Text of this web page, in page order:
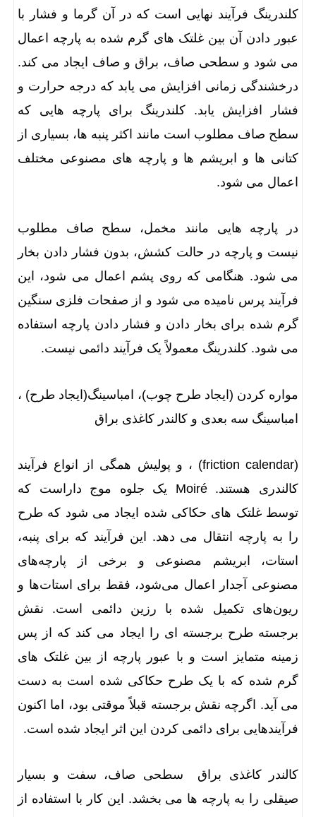
کلندرینگ فرآیند نهایی است که در آن گرما و فشار با
عبور دادن آن بین غلتک های گرم شده به پارچه اعمال
می شود و سطحی صاف، براق و صاف ایجاد می کند.
درخشندگی زمانی افزایش می یابد که درجه حرارت و
فشار افزایش یابد. کلندرینگ برای پارچه هایی که
سطح صاف مطلوب است مانند اکثر پنبه ها، بسیاری از
کتانی ها و ابریشم ها و پارچه های مصنوعی مختلف
اعمال می شود.
در پارچه هایی مانند مخمل، سطح صاف مطلوب
نیست و پارچه در حالت کشش، بدون فشار دادن بخار
می شود. هنگامی که روی پشم اعمال می شود، این
فرآیند پرس نامیده می شود و از صفحات فلزی سنگین
گرم شده برای بخار دادن و فشار دادن پارچه استفاده
می شود. کلندرینگ معمولاً یک فرآیند دائمی نیست.
مواره کردن (ایجاد طرح چوب)، امباسینگ(ایجاد طرح) ،
امباسینگ سه بعدی و کالندر کاغذی براق
(friction calendar) ، و پولیش همگی از انواع فرآیند
کالندری هستند. Moiré یک جلوه موج داراست که
توسط غلتک های حکاکی شده ایجاد می شود که طرح
را به پارچه انتقال می دهد. این فرآیند که برای پنبه،
استات، ابریشم مصنوعی و برخی از پارچه‌های
مصنوعی آجدار اعمال می‌شود، فقط برای استات‌ها و
ریون‌های تکمیل شده با رزین دائمی است. نقش
برجسته طرح برجسته ای را ایجاد می کند که از پس
زمینه متمایز است و با عبور پارچه از بین غلتک های
گرم شده که با یک طرح حکاکی شده است به دست
می آید. اگرچه نقش برجسته قبلاً موقتی بود، اما اکنون
فرآیندهایی برای دائمی کردن این اثر ایجاد شده است.
کالندر کاغذی براق سطحی صاف، سفت و بسیار
صیقلی را به پارچه ها می بخشد. این کار با استفاده از